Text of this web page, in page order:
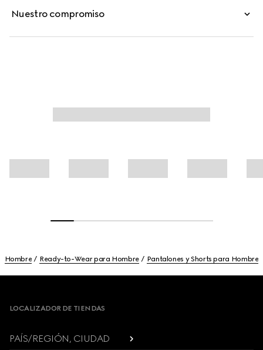
Nuestro compromiso
Hombre Ready-to-Wear para Hombre Pantalones y Shorts para Hombre
LOCALIZADOR DE TIENDAS
PAÍS/REGIÓN, CIUDAD